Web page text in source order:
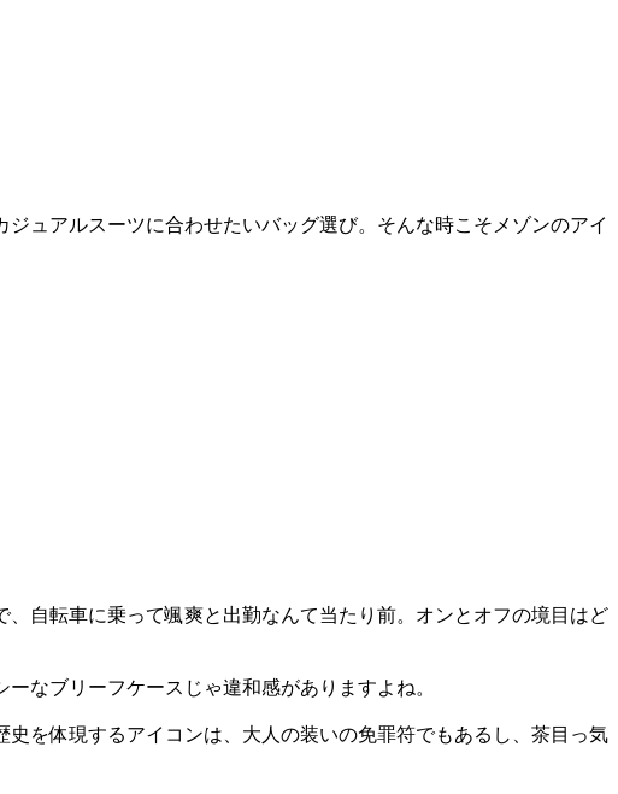
ュアルスーツに合わせたいバッグ選び。そんな時こそメゾンのアイ
自転車に乗って颯爽と出勤なんて当たり前。オンとオフの境目はど
なブリーフケースじゃ違和感がありますよね。
を体現するアイコンは、大人の装いの免罪符でもあるし、茶目っ気